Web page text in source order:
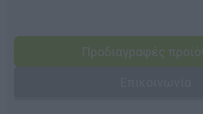
Προδιαγραφές